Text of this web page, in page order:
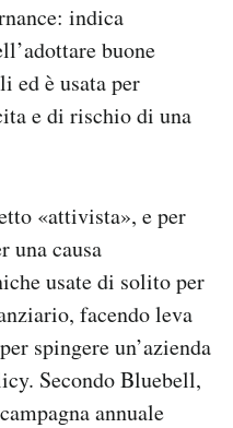
indica
buone
ed è usata per
e di rischio di una
«attivista», e per
una causa
usate di solito per
facendo leva
spingere un’azienda
Secondo Bluebell,
annuale